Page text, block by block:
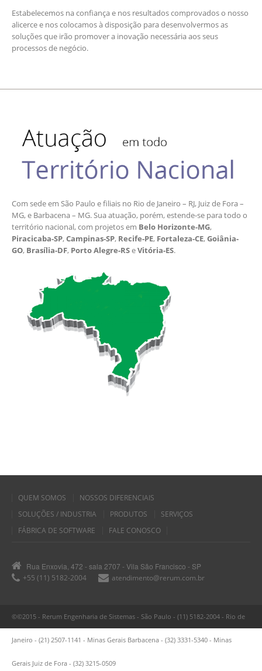
Estabelecemos na confiança e nos resultados comprovados o nosso
alicerce e nos colocamos à disposição para desenvolvermos as
soluções que irão promover a inovação necessária aos seus
processos de negócio.
Com sede em São Paulo e filiais no Rio de Janeiro – RJ, Juiz de Fora –
MG, e Barbacena – MG. Sua atuação, porém, estende-se para todo o
território nacional, com projetos em Belo Horizonte-MG,
Piracicaba-SP,Campinas-SP, Recife-PE, Fortaleza-CE,Goiânia-
GO, Brasília-DF, Porto Alegre-RSeVitória-ES.
QUEM SOMOS
NOSSOS DIFERENCIAIS
SOLUÇÕES / INDUSTRIA
PRODUTOS
SERVIÇOS
FÁBRICA DE SOFTWARE
FALE CONOSCO
Rua Enxovia, 472 - sala 2707 - Vila São Francisco - SP
+55 (11) 5182-2004
atendimento@rerum.com.br
©©2015 - Rerum Engenharia de Sistemas - São Paulo - (11) 5182-2004 - Rio de
Janeiro - (21) 2507-1141 - Minas Gerais Barbacena - (32) 3331-5340 - Minas
Gerais Juiz de Fora - (32) 3215-0509